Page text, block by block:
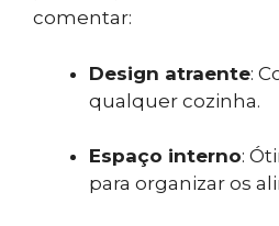
comentar:
Design atraente:
qualquer cozinha.
Espaço interno:
para organizar os